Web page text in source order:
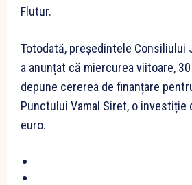
Flutur.
Totodată, președintele Consiliului
a anunțat că miercurea viitoare,
depune cererea de finanțare
Punctului Vamal Siret, o investiție
euro.